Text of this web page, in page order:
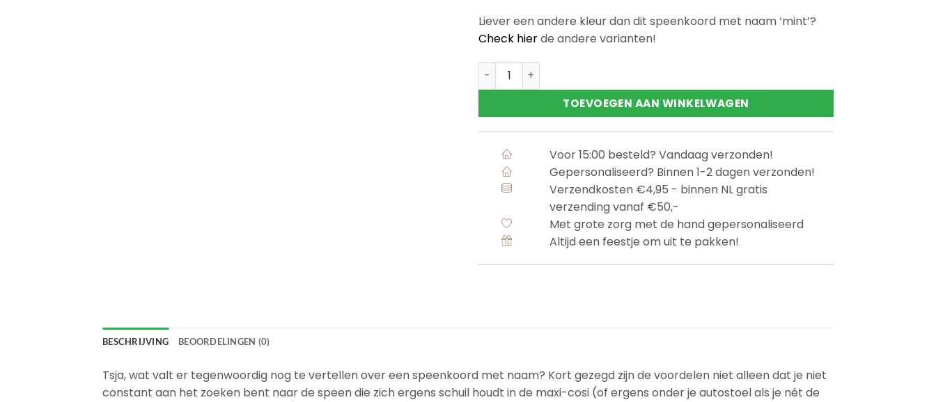
Liever een andere kleur dan dit speenkoord met naam ‘mint’?
Check hierde andere varianten!
Speenkoord met naam 'Mint' aantal
TOEVOEGEN AAN WINKELWAGEN
Voor 15:00 besteld? Vandaag verzonden!
Gepersonaliseerd? Binnen 1-2 dagen verzonden!
Verzendkosten €4,95 - binnen NL gratis
verzending vanaf €50,-
Met grote zorg met de hand gepersonaliseerd
Altijd een feestje om uit te pakken!
BESCHRIJVING BEOORDELINGEN (0)
Tsja, wat valt er tegenwoordig nog te vertellen over een speenkoord met naam? Kort gezegd zijn de voordelen niet alleen dat je niet
constant aan het zoeken bent naar de speen die zich ergens schuil houdt in de maxi-cosi (of ergens onder je autostoel als je nét de